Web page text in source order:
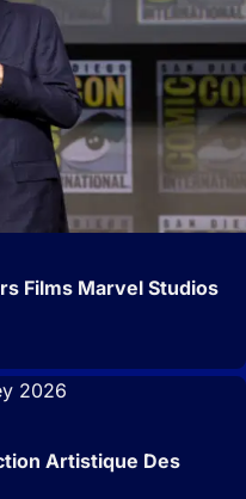
Films Marvel Studios
Artistique Des